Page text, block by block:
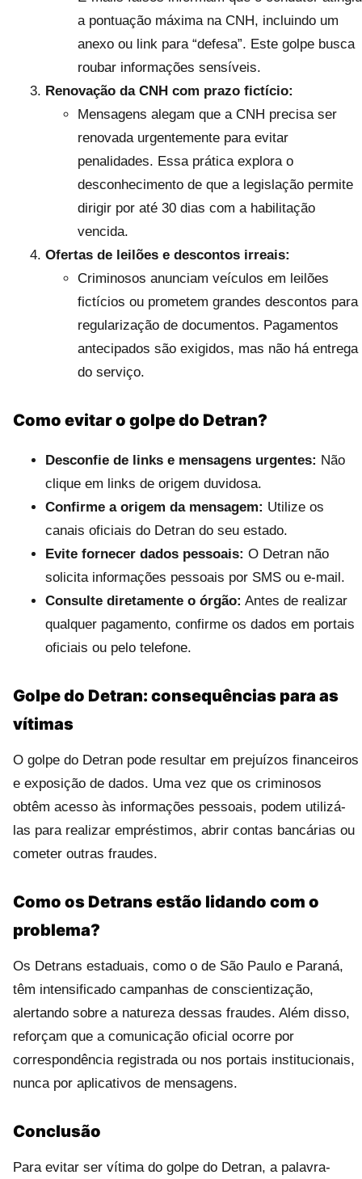
a pontuação máxima na CNH, incluindo um
anexo ou link para “defesa”. Este golpe busca
roubar informações sensíveis.
Renovação da CNH com prazo fictício:
Mensagens alegam que a CNH precisa ser
renovada urgentemente para evitar
penalidades. Essa prática explora o
desconhecimento de que a legislação permite
dirigir por até 30 dias com a habilitação
vencida.
Ofertas de leilões e descontos irreais:
Criminosos anunciam veículos em leilões
fictícios ou prometem grandes descontos para
regularização de documentos. Pagamentos
antecipados são exigidos, mas não há entrega
do serviço.
Como evitar o golpe do Detran?
Desconfie de links e mensagens urgentes: Não
clique em links de origem duvidosa.
Confirme a origem da mensagem: Utilize os
canais oficiais do Detran do seu estado.
Evite fornecer dados pessoais: O Detran não
solicita informações pessoais por SMS ou e-mail.
Consulte diretamente o órgão: Antes de realizar
qualquer pagamento, confirme os dados em portais
oficiais ou pelo telefone.
Golpe do Detran: consequências para as
vítimas
O golpe do Detran pode resultar em prejuízos financeiros
e exposição de dados. Uma vez que os criminosos
obtêm acesso às informações pessoais, podem utilizá-
las para realizar empréstimos, abrir contas bancárias ou
cometer outras fraudes.
Como os Detrans estão lidando com o
problema?
Os Detrans estaduais, como o de São Paulo e Paraná,
têm intensificado campanhas de conscientização,
alertando sobre a natureza dessas fraudes. Além disso,
reforçam que a comunicação oficial ocorre por
correspondência registrada ou nos portais institucionais,
nunca por aplicativos de mensagens.
Conclusão
Para evitar ser vítima do golpe do Detran, a palavra-